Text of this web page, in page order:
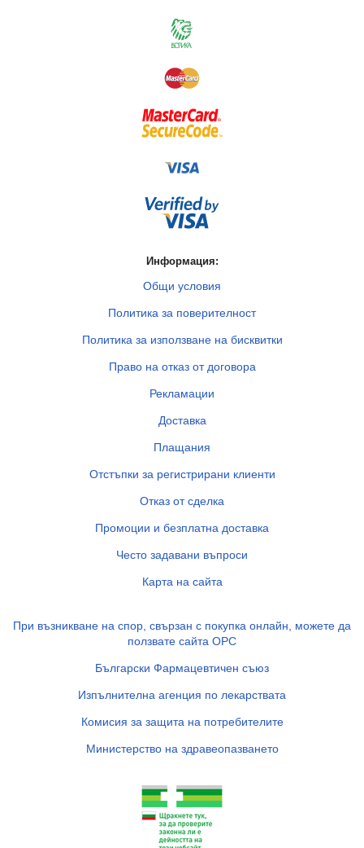
Информация:
Общи условия
Политика за поверителност
Политика за използване на бисквитки
Право на отказ от договора
Рекламации
Доставка
Плащания
Отстъпки за регистрирани клиенти
Отказ от сделка
Промоции и безплатна доставка
Често задавани въпроси
Карта на сайта
При възникване на спор, свързан с покупка онлайн, можете да
ползвате сайта ОРС
Български Фармацевтичен съюз
Изпълнителна агенция по лекарствата
Комисия за защита на потребителите
Министерство на здравеопазването